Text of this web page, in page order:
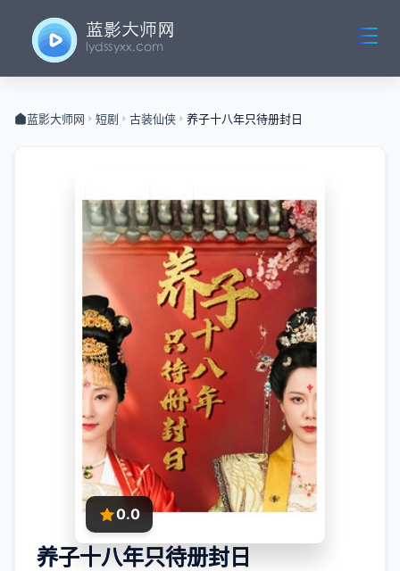
蓝影大师网 短剧 古装仙侠 养子十八年只待册封日
0.0
养子十八年只待册封日